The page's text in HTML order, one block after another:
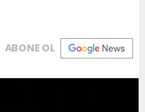
ABONE OL